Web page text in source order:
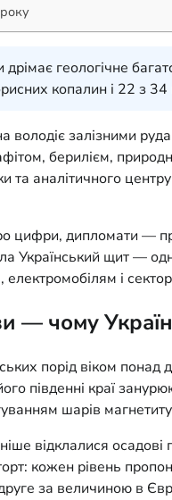
дрімає геологічне
копалин і 22 з
володіє залізними
берилієм,
та аналітичного
цифри, дипломати —
Український щит —
і
— чому
порід віком понад
південні краї
шарів
відклалися осадові
кожен рівень
за величиною в